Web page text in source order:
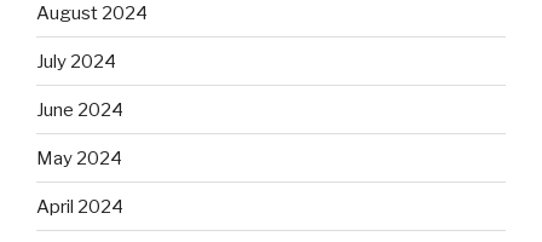
August 2024
July 2024
June 2024
May 2024
April 2024